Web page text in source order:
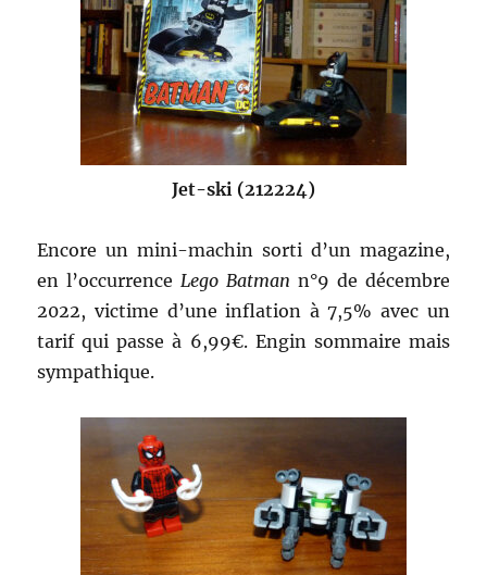
Jet-ski (212224)
Encore un mini-machin sorti d’un magazine,
en l’occurrenceLego Batman n°9 de décembre
2022, victime d’une inflation à 7,5% avec un
tarif qui passe à 6,99€. Engin sommaire mais
sympathique.